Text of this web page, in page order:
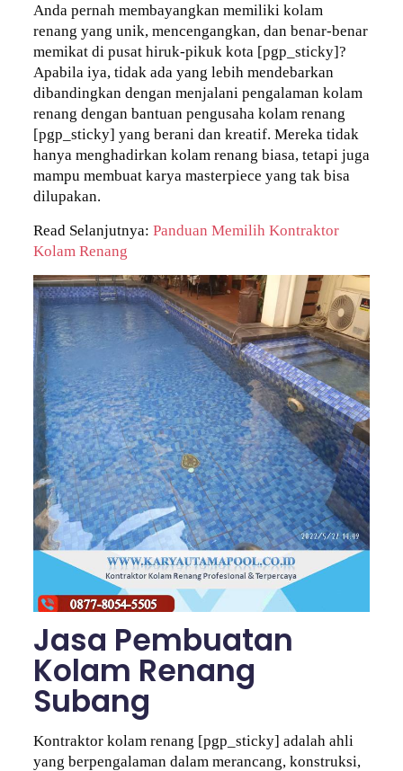
Anda pernah membayangkan memiliki kolam
renang yang unik, mencengangkan, dan benar-benar
memikat di pusat hiruk-pikuk kota [pgp_sticky]?
Apabila iya, tidak ada yang lebih mendebarkan
dibandingkan dengan menjalani pengalaman kolam
renang dengan bantuan pengusaha kolam renang
[pgp_sticky] yang berani dan kreatif. Mereka tidak
hanya menghadirkan kolam renang biasa, tetapi juga
mampu membuat karya masterpiece yang tak bisa
dilupakan.
Read Selanjutnya: Panduan Memilih Kontraktor
Kolam Renang
Jasa Pembuatan
Kolam Renang
Subang
Kontraktor kolam renang [pgp_sticky] adalah ahli
yang berpengalaman dalam merancang, konstruksi,